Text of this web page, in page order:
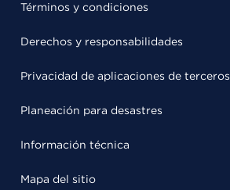
Términos y condiciones
Derechos y responsabilidades
Privacidad de aplicaciones de terceros
Planeación para desastres
Información técnica
Mapa del sitio